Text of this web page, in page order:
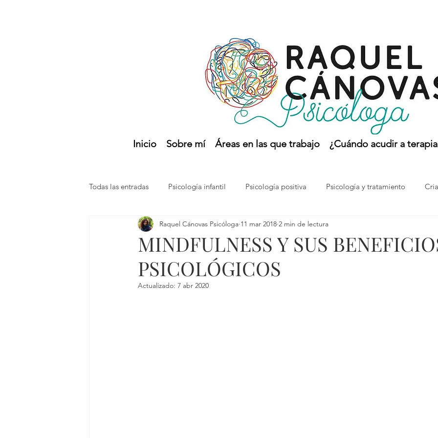
Inicio Sobre mí Áreas en las que trabajo ¿Cuándo acudir a
Todas las entradas Psicología infantil Psicología positiva Psicología y tratamiento
MINDFULNESS Y SUS
PSICOLÓGICOS
Raquel Cánovas Psicóloga 11 mar 2018 2 min de lectura
Actualizado: 7 abr 2020